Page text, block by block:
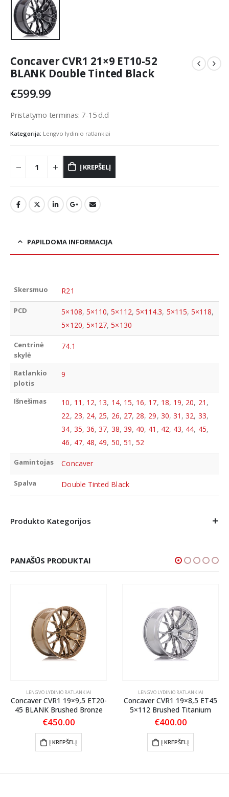
Concaver CVR1 21×9 ET10-52
BLANK Double Tinted Black
€599.99
Pristatymo terminas: 7-15 d.d
Kategorija: Lengvo lydinio ratlankiai
Į KREPŠELĮ
PAPILDOMA INFORMACIJA
Skersmuo R21
PCD 5×108, 5×110,5×112, 5×114.3, 5×115,5×118,
5×120, 5×127,5×130
Centrinė
skylė
74.1
Ratlankio
plotis
9
Išnešimas 10, 11 , 12, 13, 14, 15, 16, 17, 18, 19, 20, 21 ,
22, 23, 24, 25, 26, 27, 28, 29, 30, 31 ,32, 33,
34, 35, 36,37, 38, 39, 40, 41 , 42, 43, 44, 45,
46, 47, 48, 49, 50, 51 ,52
Gamintojas Concaver
Spalva Double Tinted Black
Produkto Kategorijos
PANAŠŪS PRODUKTAI
LENGVO LYDINIO RATLANKIAI
Concaver CVR1 19×9,5 ET20-
45 BLANK Brushed Bronze
€450.00
Į KREPŠELĮ
LENGVO LYDINIO RATLANKIAI
Concaver CVR1 19×8,5 ET45
5×112 Brushed Titanium
€400.00
Į KREPŠELĮ